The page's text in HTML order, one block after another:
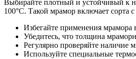
Выбирайте плотный и устойчивый к
100°C. Такой мрамор включает сорта
Избегайте применения мрамора
Убедитесь, что толщина
Регулярно проверяйте наличие
Используйте специальные